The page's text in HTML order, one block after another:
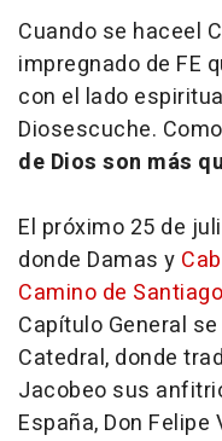
Cuando se haceel
impregnado de FE
con el lado
Diosescuche.
de Dios son más
El próximo 25 de
donde Damas y
Camino de Santiago
Capítulo General
Catedral, donde
Jacobeo sus
España, Don Felipe